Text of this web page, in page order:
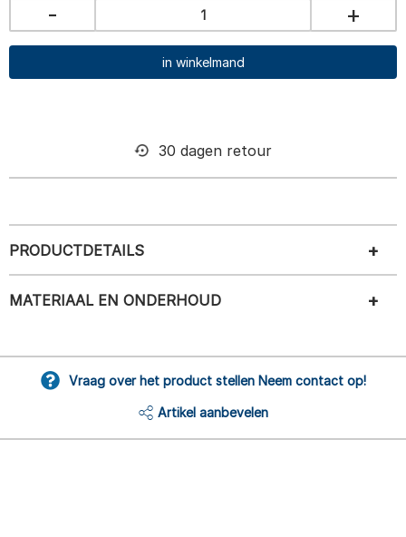
- +
in winkelmand
30 dagen retour
PRODUCTDETAILS
MATERIAAL EN ONDERHOUD
Vraag over het product stellen Neem contact op!
Artikel aanbevelen